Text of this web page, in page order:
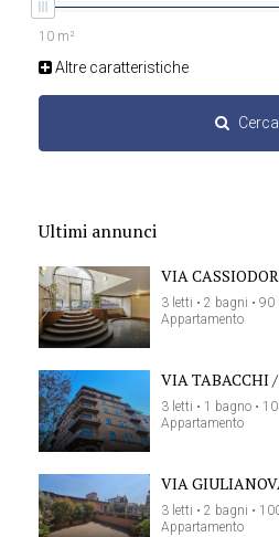
Altre caratteristiche
Cerca
Ultimi annunci
VIA
3 letti • 2 bagni • 90
Appartamento
VIA TABACCHI
3 letti • 1 bagno •
Appartamento
VIA
3 letti • 2 bagni •
Appartamento